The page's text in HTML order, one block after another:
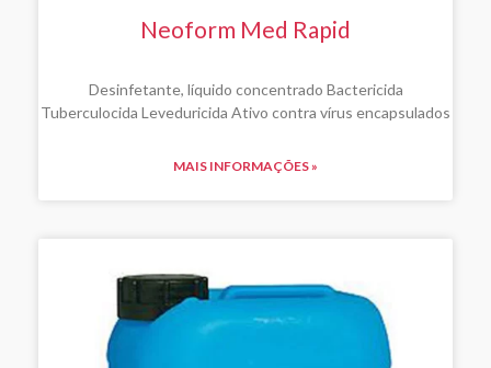
Neoform Med Rapid
Desinfetante, líquido concentrado Bactericida
Tuberculocida Leveduricida Ativo contra vírus encapsulados
MAIS INFORMAÇÕES »